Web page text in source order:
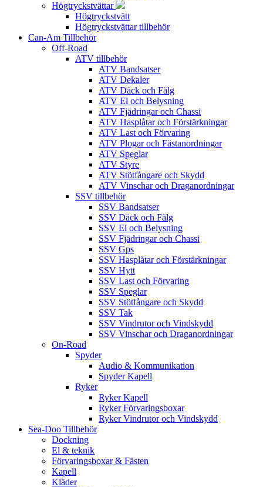
Högtryckstvättar
Högtryckstvätt
Högtryckstvättar tillbehör
Can-Am Tillbehör
Off-Road
ATV tillbehör
ATV Bandsatser
ATV Dekaler
ATV Däck och Fälg
ATV El och Belysning
ATV Fjädringar och Chassi
ATV Hasplåtar och Förstärkningar
ATV Last och Förvaring
ATV Plogar och Fästanordningar
ATV Speglar
ATV Styre
ATV Stötfångare och Skydd
ATV Vinschar och Draganordningar
SSV tillbehör
SSV Bandsatser
SSV Däck och Fälg
SSV El och Belysning
SSV Fjädringar och Chassi
SSV Gps
SSV Hasplåtar och Förstärkningar
SSV Hytt
SSV Last och Förvaring
SSV Speglar
SSV Stötfångare och Skydd
SSV Tak
SSV Vindrutor och Vindskydd
SSV Vinschar och Draganordningar
On-Road
Spyder
Audio & Kommunikation
Spyder Kapell
Ryker
Ryker Kapell
Ryker Förvaringsboxar
Ryker Vindrutor och Vindskydd
Sea-Doo Tillbehör
Dockning
El & teknik
Förvaringsboxar & Fästen
Kapell
Kläder